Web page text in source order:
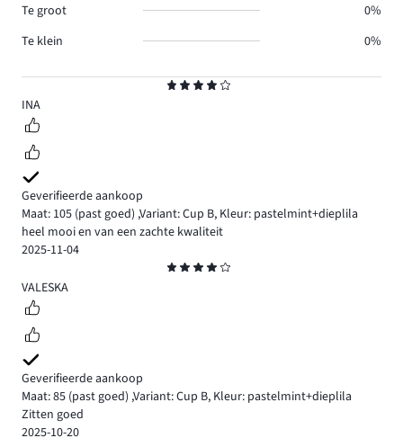
4
INA
Geverifieerde aankoop
Maat: 105 (past goed) ,Variant: Cup B, Kleur: pastelmint+dieplila
heel mooi en van een zachte kwaliteit
2025-11-04
4
VALESKA
Geverifieerde aankoop
Maat: 85 (past goed) ,Variant: Cup B, Kleur: pastelmint+dieplila
Zitten goed
2025-10-20
Te groot
0%
Te klein
0%